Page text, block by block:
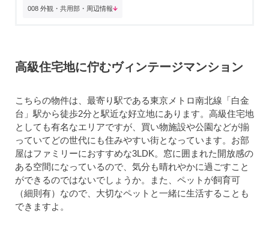
008 外観・共用部・周辺情報
高級住宅地に佇むヴィンテージマンション
こちらの物件は、最寄り駅である東京メトロ南北線「白金
台」駅から徒歩2分と駅近な好立地にあります。高級住宅地
としても有名なエリアですが、買い物施設や公園などが揃
っていてどの世代にも住みやすい街となっています。お部
屋はファミリーにおすすめな3LDK。窓に囲まれた開放感の
ある空間になっているので、気分も晴れやかに過ごすこと
ができるのではないでしょうか。また、ペットが飼育可
（細則有）なので、大切なペットと一緒に生活することも
できますよ。